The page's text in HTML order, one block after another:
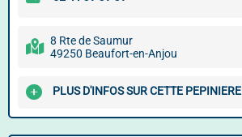
8 Rte de Saumur
49250 Beaufort-en-Anjou
PLUS D'INFOS SUR CETTE PEPINIERE